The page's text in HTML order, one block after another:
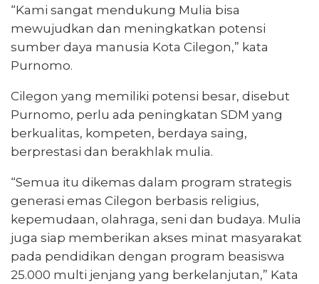
“Kami sangat mendukung Mulia bisa
mewujudkan dan meningkatkan potensi
sumber daya manusia Kota Cilegon,” kata
Purnomo.
Cilegon yang memiliki potensi besar, disebut
Purnomo, perlu ada peningkatan SDM yang
berkualitas, kompeten, berdaya saing,
berprestasi dan berakhlak mulia.
“Semua itu dikemas dalam program strategis
generasi emas Cilegon berbasis religius,
kepemudaan, olahraga, seni dan budaya. Mulia
juga siap memberikan akses minat masyarakat
pada pendidikan dengan program beasiswa
25.000 multi jenjang yang berkelanjutan,” Kata